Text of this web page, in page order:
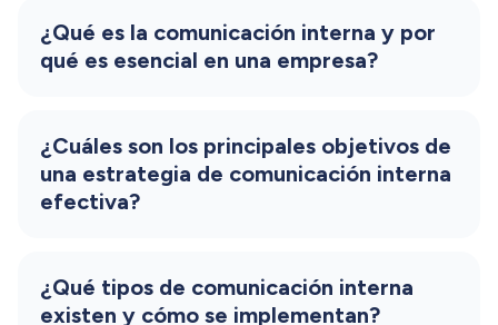
¿Qué es la comunicación interna y por
qué es esencial en una empresa?
utilizadas para el intercambio de
información entre los miembros de una
los objetivos corporativos y mejora el
¿Cuáles son los principales objetivos de
una estrategia de comunicación interna
efectiva?
canales de comunicación, optimizar la
¿Qué tipos de comunicación interna
existen y cómo se implementan?